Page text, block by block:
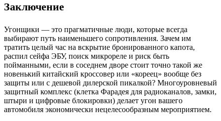
Заключение
Угонщики — это прагматичные люди, которые всегда
выбирают путь наименьшего сопротивления. Зачем им
тратить целый час на вскрытие бронированного капота,
распил сейфа ЭБУ, поиск микрореле и риск быть
пойманными, если в соседнем дворе стоит точно такой же
новенький китайский кроссовер или «кореец» вообще без
защиты или с дешевой дилерской пикалкой? Многоуровневый
защитный комплекс (клетка Фарадея для радиоканалов, замки,
штыри и цифровые блокировки) делает угон вашего
автомобиля экономически нецелесообразным мероприятием.